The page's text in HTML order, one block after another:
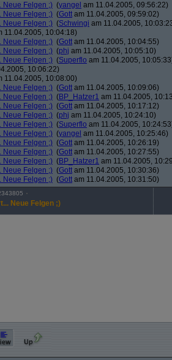
Neue Felgen ;) (yangel am 11.04.2005, 09:56:22)
Neue Felgen ;) (Gott am 11.04.2005, 09:59:02)
Neue Felgen ;) (Schwingi am 11.04.2005,
11.04.2005, 10:04:18)
Neue Felgen ;) (Gott am 11.04.2005, 10:04:55)
Neue Felgen ;) (phj am 11.04.2005, 10:05:10)
Neue Felgen ;) (Superflo am 11.04.2005,
10:06:22)
11.04.2005, 10:08:00)
Neue Felgen ;) (Gott am 11.04.2005, 10:09:06)
Neue Felgen ;) (BP_Hatzer1 am 11.04.2005,
Neue Felgen ;) (Gott am 11.04.2005, 10:17:12)
Neue Felgen ;) (phj am 11.04.2005, 10:24:10)
Neue Felgen ;) (Superflo am 11.04.2005,
Neue Felgen ;) (yangel am 11.04.2005, 10:25:46)
Neue Felgen ;) (Gott am 11.04.2005, 10:26:19)
Neue Felgen ;) (Gott am 11.04.2005, 10:27:55)
Neue Felgen ;) (BP_Hatzer1 am 11.04.2005,
Neue Felgen ;) (Gott am 11.04.2005, 10:30:36)
Neue Felgen ;) (Gott am 11.04.2005, 10:31:50)
Neue Felgen ;)